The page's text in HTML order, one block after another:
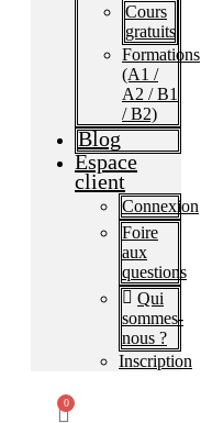
Cours
gratuits
Formations
(A1 /
A2 / B1
/ B2)
Blog
Espace
client
Connexion
Foire
aux
questions​
Qui
sommes-
nous ?
Inscription
0